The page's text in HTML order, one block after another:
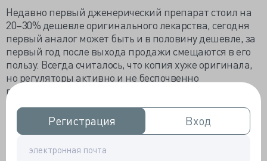
Регистрация
Регистрация Вход
Вход
Недавно первый дженерический препарат стоил на
20–30% дешевле оригинального лекарства, сегодня
первый аналог может быть и в половину дешевле, за
первый год после выхода продажи смещаются в его
пользу. Всегда считалось, что копия хуже оригинала,
но регуляторы активно и не беспочвенно
популяризировали идею использования
дженерических лекарств как наиболее оптимальных
по соотношению «цена-качество». Общий стандарт
производства и клинических испытаний